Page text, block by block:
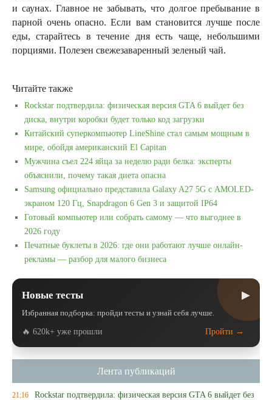
и саунах. Главное не забывать, что долгое пребывание в
парной очень опасно. Если вам становится лучше после
еды, старайтесь в течение дня есть чаще, небольшими
порциями. Полезен свежезаваренный зеленый чай.
Читайте также
Rockstar подтвердила: физическая версия GTA 6 выйдет без
диска, внутри коробки будет только код загрузки
Китайский суперкомпьютер LineShine стал самым мощным в
мире, обойдя американский El Capitan
Мужчина съел 224 яйца за неделю ради белка: эксперты
объяснили, почему такая диета опасна
Samsung официально представила Galaxy A27 5G с AMOLED-
экраном 120 Гц, Snapdragon 6 Gen 3 и защитой IP64
Готовый компьютер или собрать самому — что выгоднее в
2026 году
Печатные буклеты в 2026: где они работают лучше онлайн-
рекламы — разбор для малого бизнеса
Новые тесты ▶
Избранная подборка: пройди тесты и узнай себя лучше.
🔥 620k+ уже прошли Пройти →
Лента публикаций
21:16 Rockstar подтвердила: физическая версия GTA 6 выйдет без